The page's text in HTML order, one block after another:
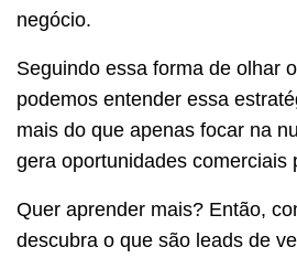
negócio.
Seguindo essa forma de olhar
podemos entender essa
mais do que apenas focar na
gera oportunidades comerciais
Quer aprender mais? Então,
descubra o que são leads de